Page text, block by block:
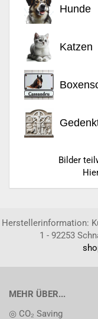
Hunde
Katzen
Bilder
Herstellerinformation:
1 - 92253
MEHR ÜBER...
◎ CO₂ Saving